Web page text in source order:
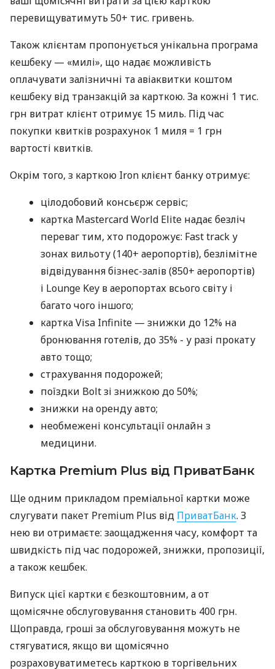
перевищуватимуть 50+ тис. гривень.
Також клієнтам пропонується унікальна програма
кешбеку — «милі», що надає можливість
оплачувати залізничні та авіаквитки коштом
кешбеку від транзакцій за карткою. За кожні 1 тис.
грн витрат клієнт отримує 15 миль. Під час
покупки квитків розрахунок 1 миля = 1 грн
вартості квитків.
Окрім того, з карткою Iron клієнт банку отримує:
цілодобовий консьєрж сервіс;
картка Mastercard World Elite надає безліч
переваг тим, хто подорожує: Fast track у
зонах вильоту (140+ аеропортів), безлімітне
відвідування бізнес-залів (850+ аеропортів)
і Lounge Key в аеропортах всього світу і
багато чого іншого;
картка Visa Infinite — знижки до 12% на
бронювання готелів, до 35% - у разі прокату
авто тощо;
страхування подорожей;
поїздки Bolt зі знижкою до 50%;
знижки на оренду авто;
необмежені консультації онлайн з
медицини.
Картка Premium Plus від ПриватБанк
Ще одним прикладом преміальної картки може
слугувати пакет Premium Plus від ПриватБанк. З
нею ви отримаєте: заощадження часу, комфорт та
швидкість під час подорожей, знижки, пропозиції,
а також кешбек.
Випуск цієї картки є безкоштовним, а от
щомісячне обслуговування становить 400 грн.
Щоправда, гроші за обслуговування можуть не
стягуватися, якщо ви щомісячно
розраховуватиметесь карткою в торгівельних